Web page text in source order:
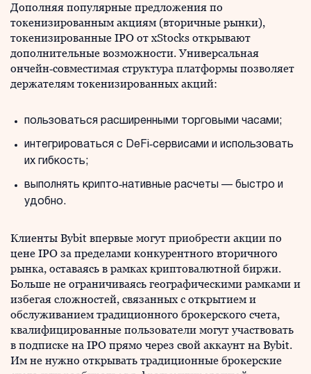
Дополняя популярные предложения по
токенизированным акциям (вторичные рынки),
токенизированные IPO от xStocks открывают
дополнительные возможности. Универсальная
ончейн‑совместимая структура платформы позволяет
держателям токенизированных акций:
пользоваться расширенными торговыми часами;
интегрироваться с DeFi‑сервисами и использовать
их гибкость;
выполнять крипто‑нативные расчеты — быстро и
удобно.
Клиенты Bybit впервые могут приобрести акции по
цене IPO за пределами конкурентного вторичного
рынка, оставаясь в рамках криптовалютной биржи.
Больше не ограничиваясь географическими рамками и
избегая сложностей, связанных с открытием и
обслуживанием традиционного брокерского счета,
квалифицированные пользователи могут участвовать
в подписке на IPO прямо через свой аккаунт на Bybit.
Им не нужно открывать традиционные брокерские